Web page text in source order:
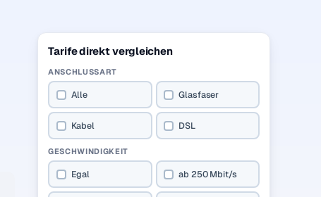
Tarife direkt vergleichen
ANSCHLUSSART
Alle Glasfaser
Kabel DSL
GESCHWINDIGKEIT
Egal ab 250 Mbit/s